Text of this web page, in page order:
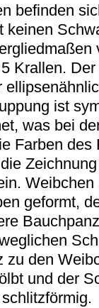
befinden
keinen
Krallen.
ist
was bei
Farben
geformt,
zu den
und der